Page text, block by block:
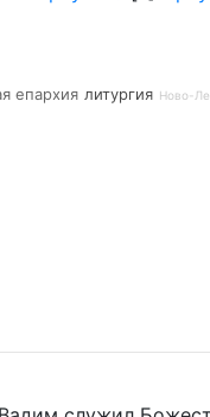
епархия литургия Ново-